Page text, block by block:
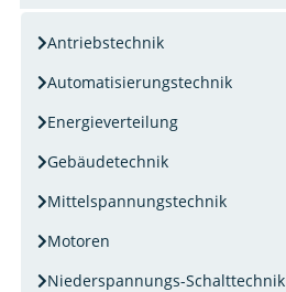
Antriebstechnik
Automatisierungstechnik
Energieverteilung
Gebäudetechnik
Mittelspannungstechnik
Motoren
Niederspannungs-Schalttechnik